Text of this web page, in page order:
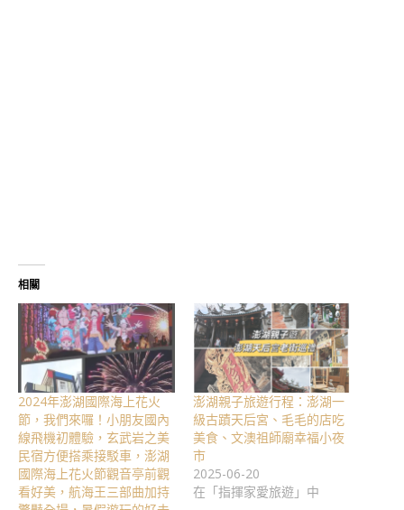
相關
2024年澎湖國際海上花火
節，我們來囉！小朋友國內
線飛機初體驗，玄武岩之美
民宿方便搭乘接駁車，澎湖
國際海上花火節觀音亭前觀
看好美，航海王三部曲加持
澎湖親子旅遊行程：澎湖一
級古蹟天后宮、毛毛的店吃
美食、文澳祖師廟幸福小夜
市
2025-06-20
在「指揮家愛旅遊」中